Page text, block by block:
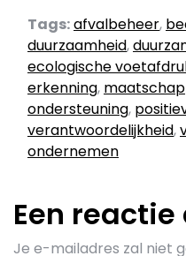
Tags:afvalbeheer,
duurzaamheid,
ecologische
erkenning,
ondersteuning,
verantwoordelijkheid,
ondernemen
Een
Je e-mailadres zal niet